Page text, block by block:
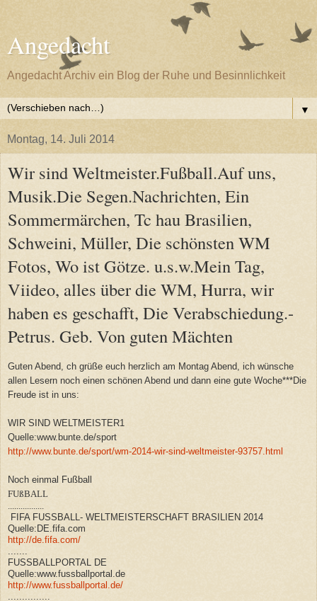
Angedacht
Angedacht Archiv ein Blog der Ruhe und Besinnlichkeit
▼
Montag, 14. Juli 2014
Wir sind Weltmeister.Fußball.Auf uns,
Musik.Die Segen.Nachrichten, Ein
Sommermärchen, Tc hau Brasilien,
Schweini, Müller, Die schönsten WM
Fotos, Wo ist Götze. u.s.w.Mein Tag,
Viideo, alles über die WM, Hurra, wir
haben es geschafft, Die Verabschiedung.-
Petrus. Geb. Von guten Mächten
Guten Abend, ch grüße euch herzlich am Montag Abend, ich wünsche
allen Lesern noch einen schönen Abend und dann eine gute Woche***Die
Freude ist in uns:
WIR SIND WELTMEISTER1
Quelle:www.bunte.de/sport
http://www.bunte.de/sport/wm-2014-wir-sind-weltmeister-93757.html
Noch einmal Fußball
FUßBALL
FIFA FUSSBALL- WELTMEISTERSCHAFT BRASILIEN 2014
Quelle:DE.fifa.com
http://de.fifa.com/
FUSSBALLPORTAL DE
Quelle:www.fussballportal.de
http://www.fussballportal.de/